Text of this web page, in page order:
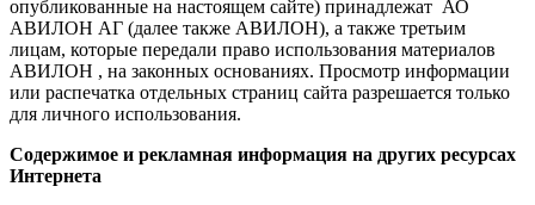
опубликованные на настоящем сайте) принадлежат АО
АВИЛОН АГ (далее также АВИЛОН), а также третьим
лицам, которые передали право использования материалов
АВИЛОН , на законных основаниях. Просмотр информации
или распечатка отдельных страниц сайта разрешается только
для личного использования.
Содержимое и рекламная информация на других ресурсах
Интернета